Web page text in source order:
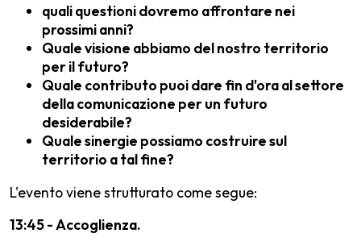
quali questioni dovremo affrontare nei
prossimi anni?
Quale visione abbiamo del nostro territorio
per il futuro?
Quale contributo puoi dare fin d'ora al settore
della comunicazione per un futuro
desiderabile?
Quale sinergie possiamo costruire sul
territorio a tal fine?
L'evento viene strutturato come segue:
13:45 - Accoglienza.